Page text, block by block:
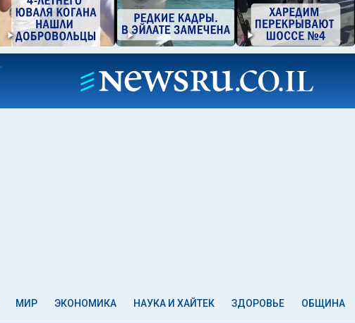
МИР ЭКОНОМИКА НАУКА И ХАЙТЕК ЗДОРОВЬЕ ОБЩИНА